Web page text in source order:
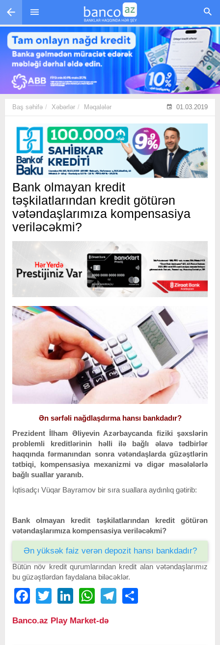
Skip to main content
Baş səhifə Xəbərlər Məqalələr 01.03.2019
Bank olmayan kredit
təşkilatlarından kredit götürən
vətəndaşlarımıza kompensasiya
veriləcəkmi?
Ən sərfəli nağdlaşdırma hansı bankdadır?
Prezident İlham Əliyevin Azərbaycanda fiziki şəxslərin
problemli kreditlərinin həlli ilə bağlı əlavə tədbirlər
haqqında fərmanından sonra vətəndaşlarda güzəştlərin
tətbiqi, kompensasiya mexanizmi və digər məsələlərlə
bağlı suallar yaranıb.
İqtisadçı Vüqar Bayramov bir sıra suallara aydınlıq gətirib:
Bank olmayan kredit təşkilatlarından kredit götürən
vətəndaşlarımıza kompensasiya veriləcəkmi?
Ən yüksək faiz verən depozit hansı bankdadır?
Bütün növ kredit qurumlarından kredit alan vətəndaşlarımız
bu güzəştlərdən faydalana biləcəklər.
FacebookTwitter LinkedIn WhatsAppTelegram
Banco.az Play Market-də